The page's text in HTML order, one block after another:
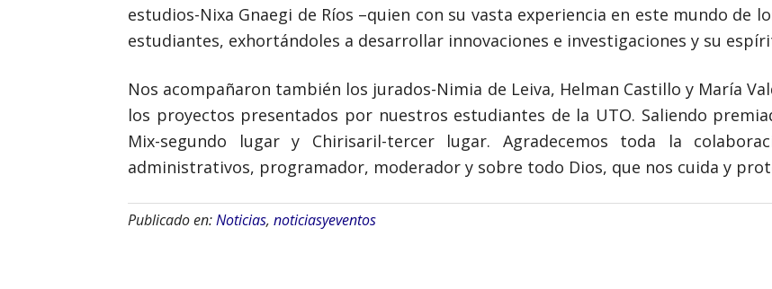
estudios-Nixa Gnaegi de Ríos –quien con su vasta experiencia en este mundo de
estudiantes, exhortándoles a desarrollar innovaciones e investigaciones y su
Nos acompañaron también los jurados-Nimia de Leiva, Helman Castillo y María
los proyectos presentados por nuestros estudiantes de la UTO. Saliendo
Mix-segundo lugar y Chirisaril-tercer lugar. Agradecemos toda la
administrativos, programador, moderador y sobre todo Dios, que nos cuida y
Publicado en:Noticias, noticiasyeventos